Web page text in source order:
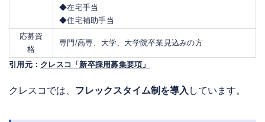
◆在宅手当
◆住宅補助手当
応募資
格
専門/高専、大学、大学院卒業見込みの方
引用元： クレスコ「新卒採用募集要項」
クレスコでは、 フレックスタイム制を導入 しています。